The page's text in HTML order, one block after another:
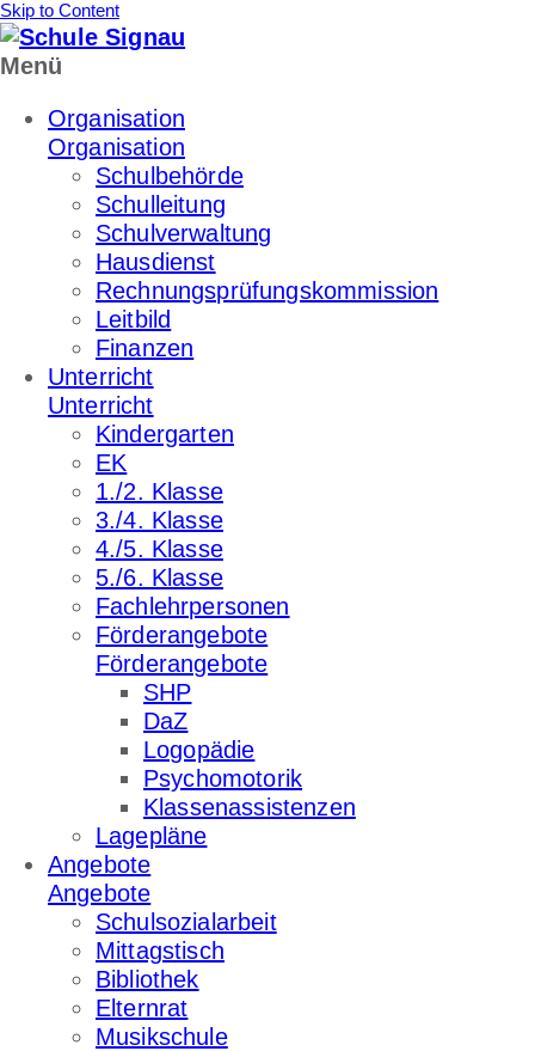
Skip to Content
Menü
Organisation
Organisation
Schulbehörde
Schulleitung
Schulverwaltung
Hausdienst
Rechnungsprüfungskommission
Leitbild
Finanzen
Unterricht
Unterricht
Kindergarten
EK
1./2. Klasse
3./4. Klasse
4./5. Klasse
5./6. Klasse
Fachlehrpersonen
Förderangebote
Förderangebote
SHP
DaZ
Logopädie
Psychomotorik
Klassenassistenzen
Lagepläne
Angebote
Angebote
Schulsozialarbeit
Mittagstisch
Bibliothek
Elternrat
Musikschule